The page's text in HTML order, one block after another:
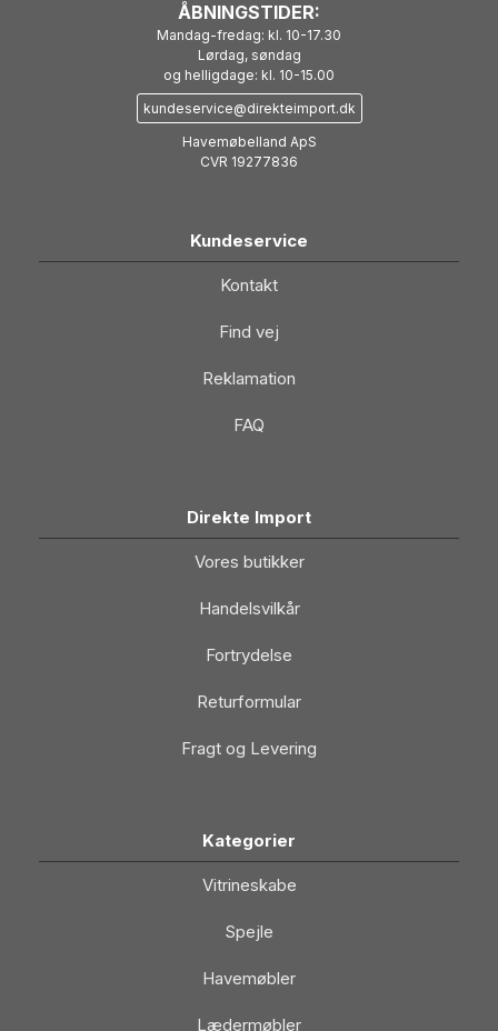
ÅBNINGSTIDER:
Mandag-fredag: kl. 10-17.30
Lørdag, søndag
og helligdage: kl. 10-15.00
kundeservice@direkteimport.dk
Havemøbelland ApS
CVR 19277836
Kundeservice
Kontakt
Find vej
Reklamation
FAQ
Direkte Import
Vores butikker
Handelsvilkår
Fortrydelse
Returformular
Fragt og Levering
Kategorier
Vitrineskabe
Spejle
Havemøbler
Lædermøbler